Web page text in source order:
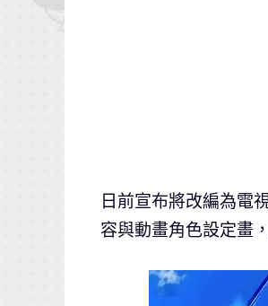
日前宣布將改編為電
容與動畫角色設定畫